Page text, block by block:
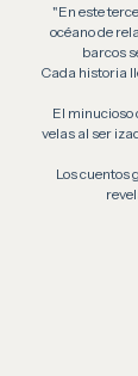
"En este
océano de
barcos
Cada historia
El minucioso
velas al ser
Los cuentos